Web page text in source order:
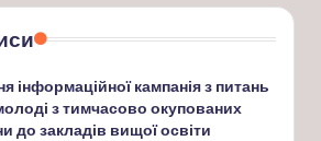
інформаційної кампанія з питань
з тимчасово окупованих
до закладів вищої освіти